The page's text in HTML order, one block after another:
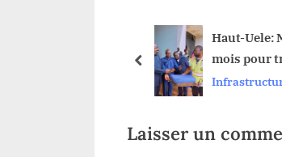
P
t
Haut-Uele:
mois pour
prev
Laisser un